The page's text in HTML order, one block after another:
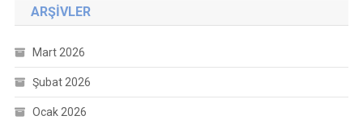
ARŞIVLER
Mart 2026
Şubat 2026
Ocak 2026